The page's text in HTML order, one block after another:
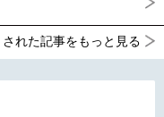
れた記事をもっと見る